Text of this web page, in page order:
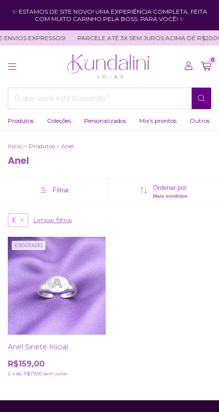
✨ ESTAMOS DE SITE NOVO! UMA EXPERIÊNCIA COMPLETA, FEITA
COM MUITO CARINHO PELA BOSS, PARA VOCÊ! ✨
EXPRESSOS! PARCELE ATÉ 3X SEM JUROS ACIMA DE R$200!
0
Produtos Coleções Personalizados Mix's prontos Outros
Início > Produtos > Anel
Anel
Filtrar Ordenar por:
Mais vendidos
E Limpar filtros
ESGOTADO
Anel Sinete Inicial
R$159,00
2 x de R$79,50 sem juros